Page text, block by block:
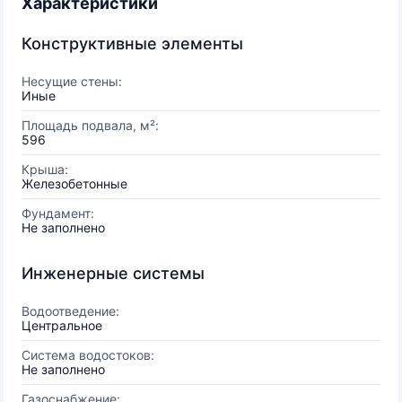
Конструктивные элементы
Несущие стены:
Иные
Площадь подвала, м²:
596
Крыша:
Железобетонные
Фундамент:
Не заполнено
Инженерные системы
Водоотведение:
Центральное
Система водостоков:
Не заполнено
Газоснабжение: